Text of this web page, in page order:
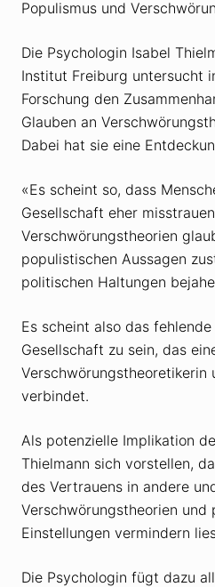
Populismus und
Die Psychologin Isabel
Institut Freiburg untersucht
Forschung den
Glauben an
Dabei hat sie eine
«Es scheint so, dass
Gesellschaft eher
Verschwörungstheorien
populistischen Aussagen
politischen Haltungen
Es scheint also das
Gesellschaft zu sein, das
Verschwörungstheoretikerin
verbindet.
Als potenzielle Implikation
Thielmann sich vorstellen,
des Vertrauens in andere
Verschwörungstheorien und
Einstellungen vermindern
Die Psychologin fügt dazu